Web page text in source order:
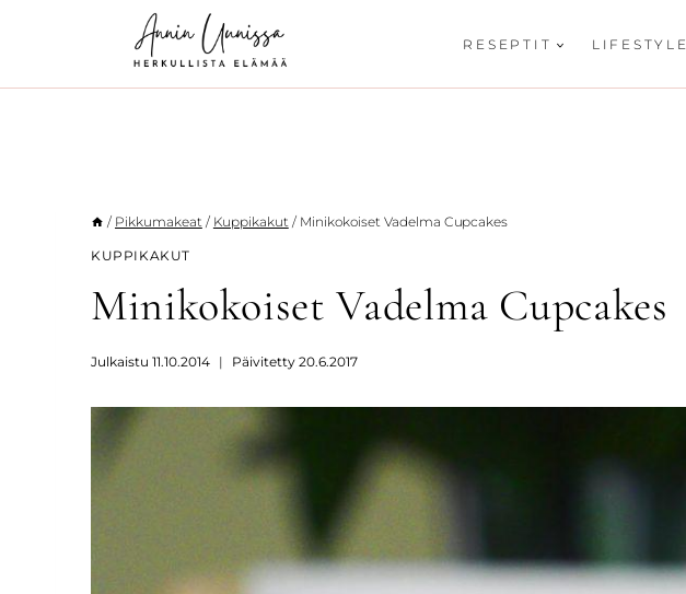
RESEPTIT LIFESTYLE
/ Pikkumakeat / Kuppikakut / Minikokoiset Vadelma Cupcakes
KUPPIKAKUT
Minikokoiset Vadelma Cupcakes
Julkaistu 11.10.2014 Päivitetty 20.6.2017